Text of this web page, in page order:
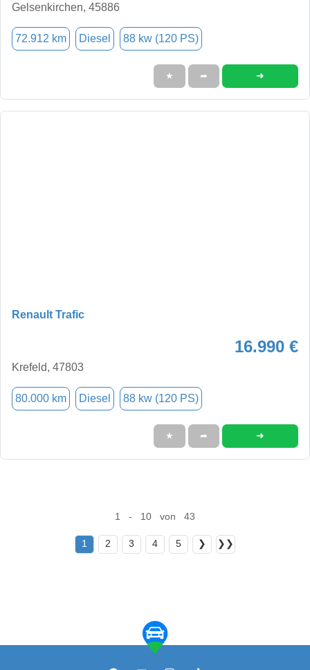
Gelsenkirchen, 45886
72.912 km Diesel 88 kw (120 PS)
★ ➦ ➜
Renault Trafic
16.990 €
Krefeld, 47803
80.000 km Diesel 88 kw (120 PS)
★ ➦ ➜
1 - 10 von 43
1 2 3 4 5 ❯ ❯❯